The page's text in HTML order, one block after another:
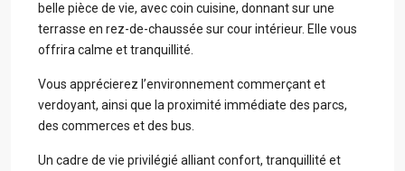
belle pièce de vie, avec coin cuisine, donnant sur une
terrasse en rez-de-chaussée sur cour intérieur. Elle vous
offrira calme et tranquillité.
Vous apprécierez l’environnement commerçant et
verdoyant, ainsi que la proximité immédiate des parcs,
des commerces et des bus.
Un cadre de vie privilégié alliant confort, tranquillité et